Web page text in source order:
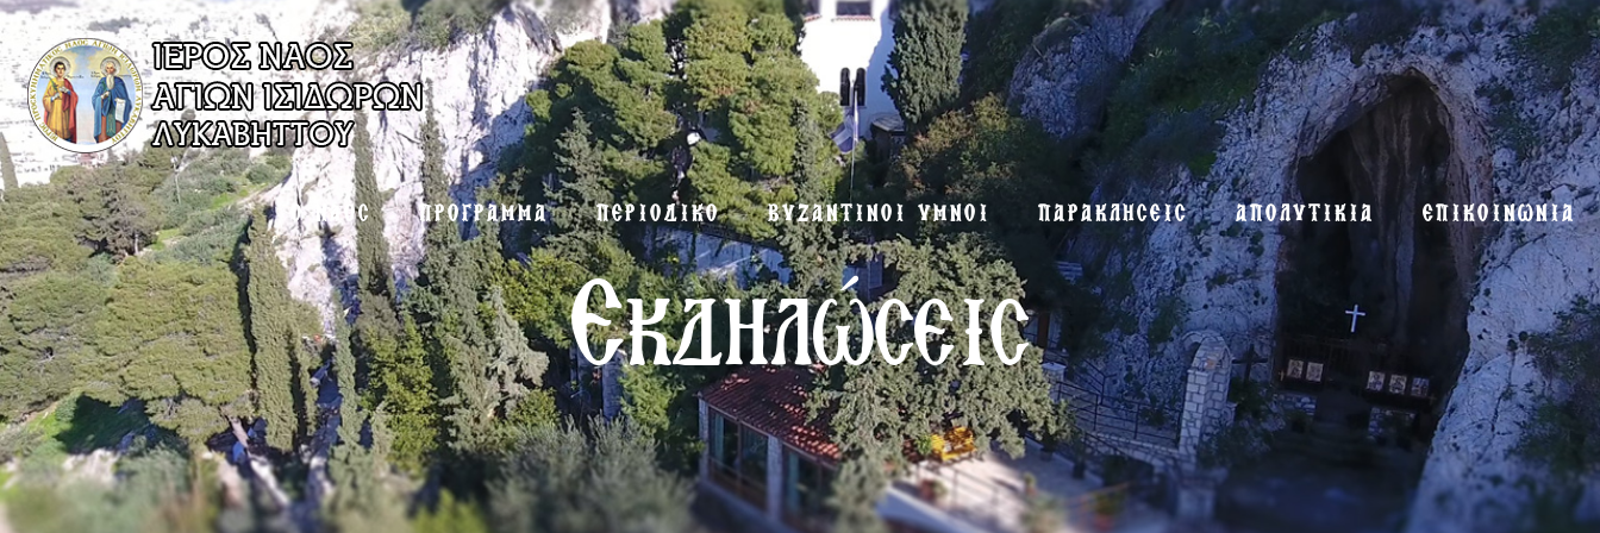
Ο ΝΑΟΣ ΠΡΟΓΡΑΜΜΑ ΠΕΡΙΟΔΙΚΟ ΒΥΖΑΝΤΙΝΟΙ ΥΜΝΟΙ ΠΑΡΑΚΛΗΣΕΙΣ ΑΠΟΛΥΤΙΚΙΑ ΕΠΙΚΟΙΝΩΝΙΑ
Εκδηλώσεις